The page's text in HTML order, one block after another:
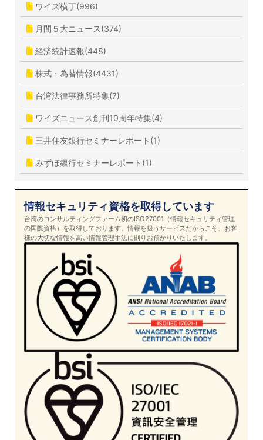
ワイズ横丁(996)
月間５大ニュース(374)
経済統計速報(448)
株式・為替情報(4431)
台湾法律事務所特集(7)
ワイズニュース創刊10周年特集(4)
三井住友銀行セミナーレポート(1)
みずほ銀行セミナーレポート(1)
情報セキュリティ資格を取得しています
台湾のコンサルティングファーム初のISO27001（情報セキュリティ管理
の国際資格）を取得しております。情報を扱うサービスだからこそ、お客
様の大切な情報を高い情報管理手法に則りお預かりいたします。